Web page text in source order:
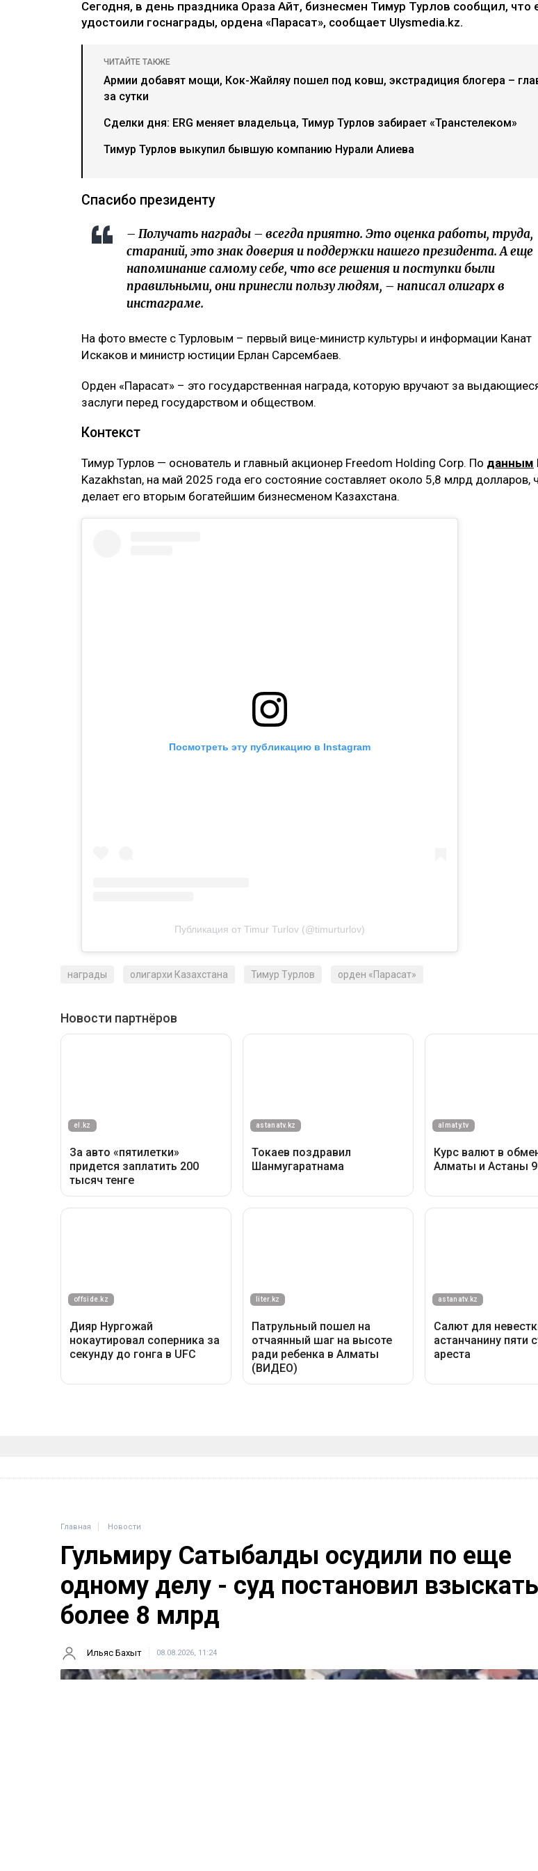
Сегодня, в день праздника Ораза Айт, бизнесмен Тимур Турлов сообщил, что
удостоили госнаграды, ордена «Парасат», сообщает Ulysmedia.kz.
ЧИТАЙТЕ ТАКЖЕ
Армии добавят мощи, Кок-Жайляу пошел под ковш, экстрадиция блогера –
за сутки
Сделки дня: ERG меняет владельца, Тимур Турлов забирает «Транстелеком»
Тимур Турлов выкупил бывшую компанию Нурали Алиева
Спасибо президенту
– Получать награды – всегда приятно. Это оценка работы, труда,
стараний, это знак доверия и поддержки нашего президента. А еще
напоминание самому себе, что все решения и поступки были
правильными, они принесли пользу людям, – написал олигарх в
инстаграме.
На фото вместе с Турловым – первый вице-министр культуры и информации Канат
Искаков и министр юстиции Ерлан Сарсембаев.
Орден «Парасат» – это государственная награда, которую вручают за
заслуги перед государством и обществом.
Контекст
Тимур Турлов — основатель и главный акционер Freedom Holding Corp. По данным
Kazakhstan, на май 2025 года его состояние составляет около 5,8 млрд долларов,
делает его вторым богатейшим бизнесменом Казахстана.
Посмотреть эту публикацию в Instagram
Публикация от Timur Turlov (@timurturlov)
награды олигархи Казахстана Тимур Турлов орден «Парасат»
Главная Новости
Гульмиру Сатыбалды осудили по еще
одному делу - суд постановил взыскать
более 8 млрд
Ильяс Бахыт 08.08.2026, 11:24